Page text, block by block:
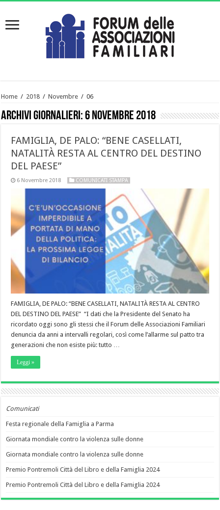
Home / 2018 / Novembre / 06
Archivi giornalieri:6 Novembre 2018
FAMIGLIA, DE PALO: “BENE CASELLATI,
NATALITÀ RESTA AL CENTRO DEL DESTINO
DEL PAESE”
6 Novembre 2018 COMUNICATI STAMPA
FAMIGLIA, DE PALO: “BENE CASELLATI, NATALITÀ RESTA AL CENTRO
DEL DESTINO DEL PAESE” “I dati che la Presidente del Senato ha
ricordato oggi sono gli stessi che il Forum delle Associazioni Familiari
denuncia da anni a intervalli regolari, così come l’allarme sul patto tra
generazioni che non esiste più: tutto …
Leggi »
Comunicati
Festa regionale della Famiglia a Parma
Giornata mondiale contro la violenza sulle donne
Giornata mondiale contro la violenza sulle donne
Premio Pontremoli Città del Libro e della Famiglia 2024
Premio Pontremoli Città del Libro e della Famiglia 2024